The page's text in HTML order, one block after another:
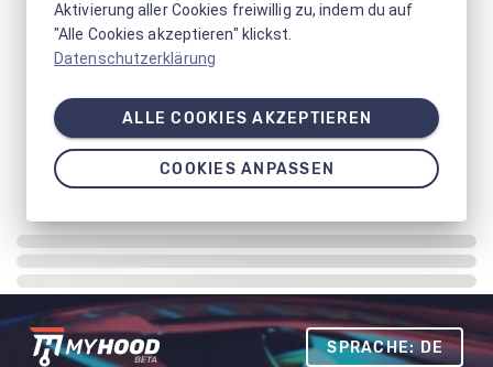
SPRACHE: DE
Aktivierung aller Cookies freiwillig zu, indem du auf
"Alle Cookies akzeptieren" klickst.
Datenschutzerklärung
ALLE COOKIES AKZEPTIEREN
COOKIES ANPASSEN